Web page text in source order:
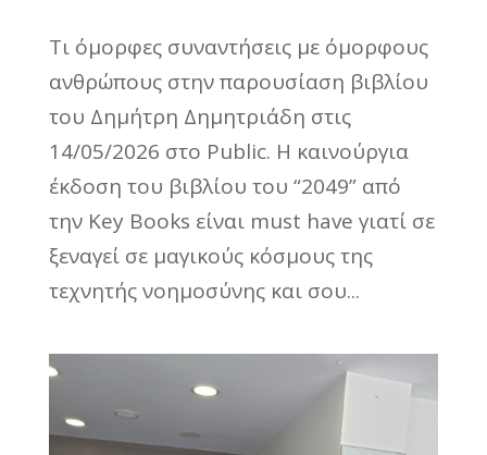
Τι όμορφες συναντήσεις με όμορφους
ανθρώπους στην παρουσίαση βιβλίου
του Δημήτρη Δημητριάδη στις
14/05/2026 στο Public. Η καινούργια
έκδοση του βιβλίου του “2049” από
την Key Books είναι must have γιατί σε
ξεναγεί σε μαγικούς κόσμους της
τεχνητής νοημοσύνης και σου...